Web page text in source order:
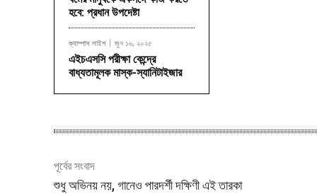
হবে: প্রধান উপদেষ্টা
ক্যাম্পাস লাইপ জুন ১৬, ২০২৫
এইচএসসি পরীক্ষা কেন্দ্রে
বাধ্যতামূলক মাস্ক-স্যানিটাইজার
পূর্বের সংবাদ
শুধু অভিনয় নয়, গানেও পারদর্শী দক্ষিণী এই তারকা